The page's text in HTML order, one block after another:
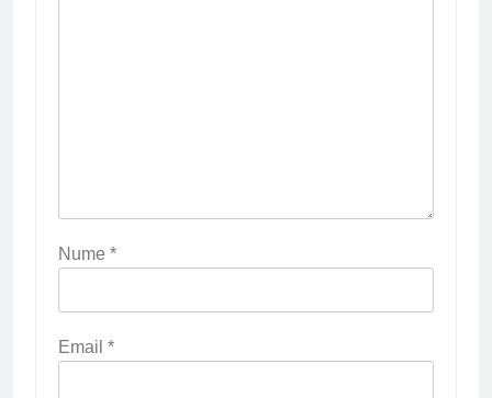
Nume *
Email *